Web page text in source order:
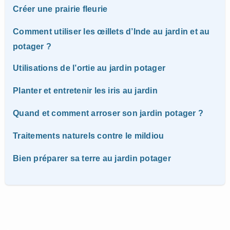
Créer une prairie fleurie
Comment utiliser les œillets d’Inde au jardin et au
potager ?
Utilisations de l’ortie au jardin potager
Planter et entretenir les iris au jardin
Quand et comment arroser son jardin potager ?
Traitements naturels contre le mildiou
Bien préparer sa terre au jardin potager